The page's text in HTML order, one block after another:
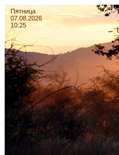
Пятница
07.08.2026
10:25